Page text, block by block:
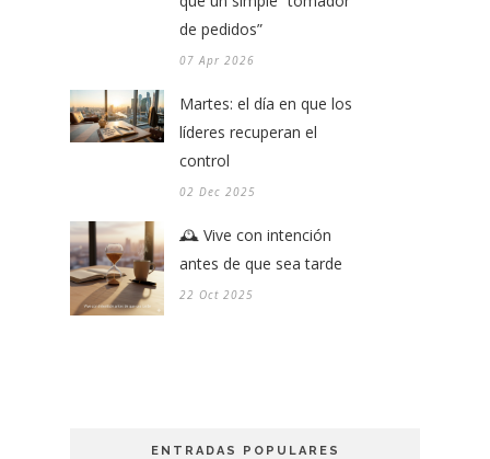
de pedidos”
07 Apr 2026
Martes: el día en que los
líderes recuperan el
control
02 Dec 2025
🕰️ Vive con intención
antes de que sea tarde
22 Oct 2025
ENTRADAS POPULARES